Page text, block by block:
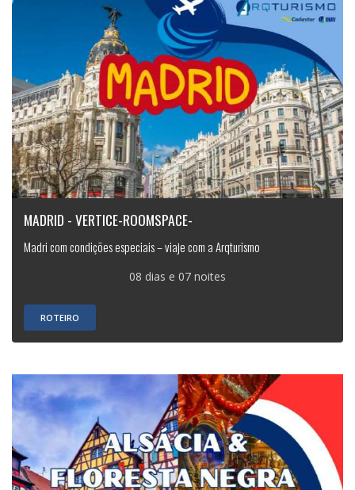
MADRID - VERTICE-ROOMSPACE-
Madri com condições especiais – viaje com a Arqturismo
08 dias e 07 noites
ROTEIRO